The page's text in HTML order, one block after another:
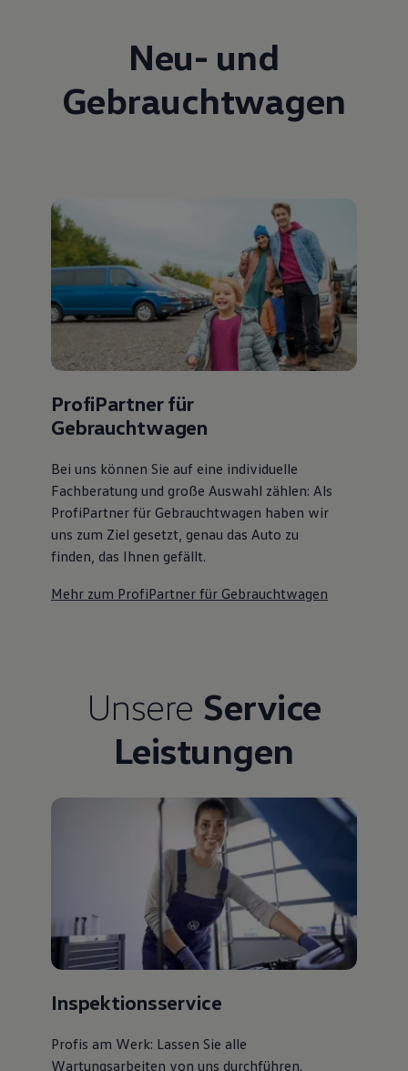
Neu- und
Gebrauchtwagen
ProfiPartner für
Gebrauchtwagen
Bei uns können Sie auf eine individuelle
Fachberatung und große Auswahl zählen: Als
ProfiPartner für Gebrauchtwagen haben wir
uns zum Ziel gesetzt, genau das Auto zu
finden, das Ihnen gefällt.
Mehr zum ProfiPartner für Gebrauchtwagen
Unsere Service
Leistungen
Inspektionsservice
Profis am Werk: Lassen Sie alle
Wartungsarbeiten von uns durchführen.